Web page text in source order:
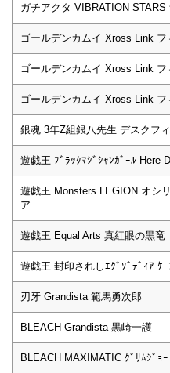
ガチアクタ VIBRATION STARS
ゴールデンカムイ Xross Link
ゴールデンカムイ Xross Link
ゴールデンカムイ Xross Link
銀魂 3年Z組銀八先生 デスクフ
遊戯王 ﾌﾞﾗｯｸﾏｼﾞｼｬﾝｶﾞｰﾙ Here
遊戯王 Monsters LEGION オシ
ア
遊戯王 Equal Arts 真紅眼の黒竜
遊戯王 封印されしｴｸﾞｿﾞﾃﾞｨｱ ｹ
刃牙 Grandista 範馬勇次郎
BLEACH Grandista 黒崎一護
BLEACH MAXIMATIC ｸﾞﾘﾑｼﾞｮｰ